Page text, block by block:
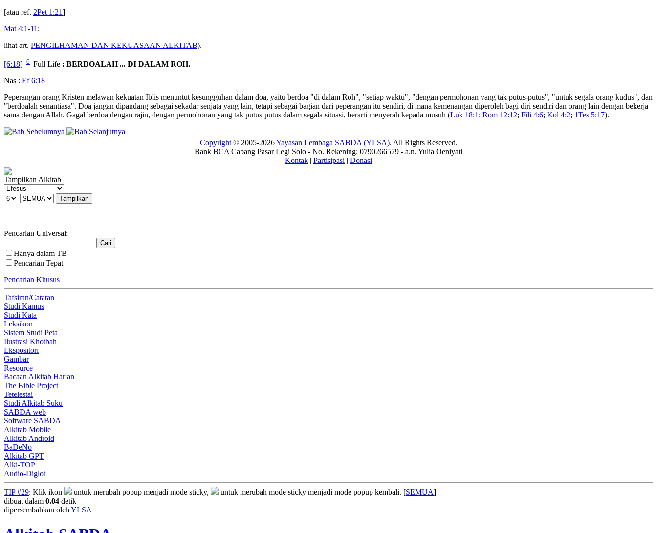
[atau ref. 2Pet 1:21]
Mat 4:1-11 ;
lihat art. PENGILHAMAN DAN KEKUASAAN ALKITAB).
[6:18] 6 Full Life : BERDOALAH ... DI DALAM ROH.
Nas : Ef 6:18
Peperangan orang Kristen melawan kekuatan Iblis menuntut kesungguhan dalam doa, yaitu berdoa "di dalam Roh", "setiap waktu", "dengan permohonan yang tak putus-putus", "untuk segala orang kudus", dan
"berdoalah senantiasa". Doa jangan dipandang sebagai sekadar senjata yang lain, tetapi sebagai bagian dari peperangan itu sendiri, di mana kemenangan diperoleh bagi diri sendiri dan orang lain dengan bekerja
sama dengan Allah. Gagal berdoa dengan rajin, dengan permohonan yang tak putus-putus dalam segala situasi, berarti menyerah kepada musuh (Luk 18:1 ; Rom 12:12; Fili 4:6; Kol 4:2; 1Tes 5:17).
Copyright© 2005-2026Yayasan Lembaga SABDA (YLSA). All Rights Reserved.
Bank BCA Cabang Pasar Legi Solo - No. Rekening: 0790266579 - a.n. Yulia Oeniyati
Kontak | Partisipasi | Donasi
Tampilkan Alkitab
Pencarian Universal:
Hanya dalam TB
Pencarian Tepat
Pencarian Khusus
Tafsiran/Catatan
Studi Kamus
Studi Kata
Leksikon
Sistem Studi Peta
Ilustrasi Khotbah
Ekspositori
Gambar
Resource
Bacaan Alkitab Harian
The Bible Project
Tetelestai
Studi Alkitab Suku
SABDA web
Software SABDA
Alkitab Mobile
Alkitab Android
BaDeNo
Alkitab GPT
Alki-TOP
Audio-Diglot
TIP #29: Klik ikon untuk merubah popup menjadi mode sticky, untuk merubah mode sticky menjadi mode popup kembali. [SEMUA]
dibuat dalam 0.04 detik
dipersembahkan oleh YLSA